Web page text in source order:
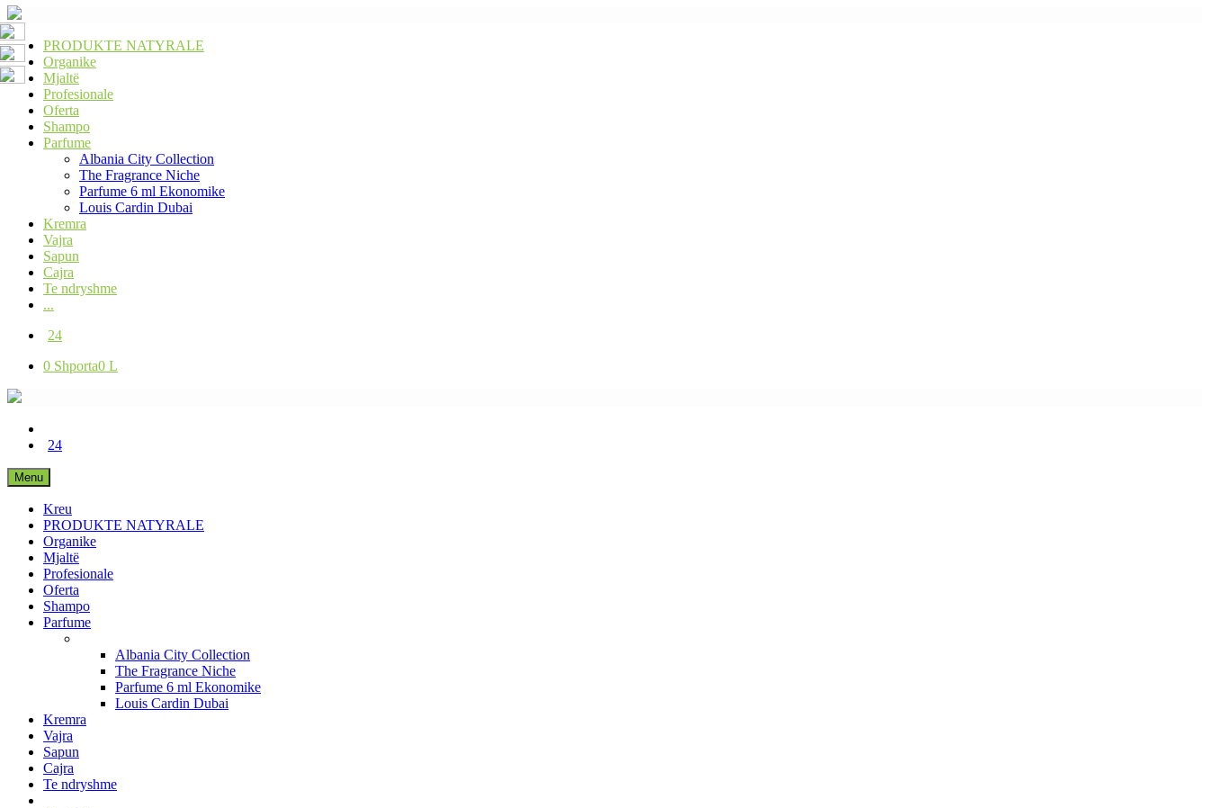
PRODUKTE NATYRALE
Organike
Mjaltë
Profesionale
Oferta
Shampo
Parfume
Albania City Collection
The Fragrance Niche
Parfume 6 ml Ekonomike
Louis Cardin Dubai
Kremra
Vajra
Sapun
Cajra
Te ndryshme
...
24
0 Shporta0 L
24
Menu
Kreu
PRODUKTE NATYRALE
Organike
Mjaltë
Profesionale
Oferta
Shampo
Parfume
Albania City Collection
The Fragrance Niche
Parfume 6 ml Ekonomike
Louis Cardin Dubai
Kremra
Vajra
Sapun
Cajra
Te ndryshme